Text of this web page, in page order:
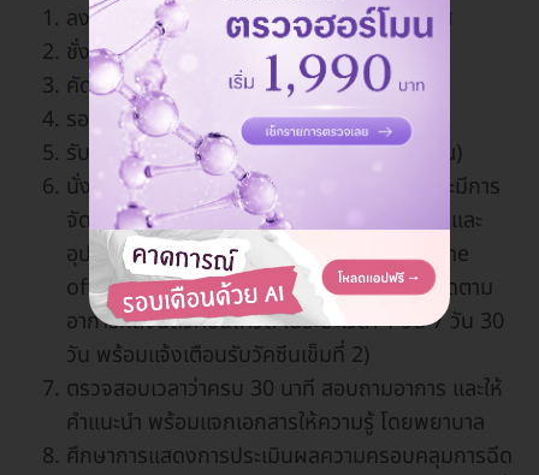
ลงทะเบียน โดยใช้เครื่อง KIOSK ลดการสัมผัส
ชั่งน้ำหนัก วัดความดันโลหิต
คัดกรอง ซักประวัติ
รอฉีดวัคซีน
รับการฉีดวัคซีน (ใช้เวลา 5-7 นาที โดยประมาณ)
นั่งพักรอ และสังเกตอาการจนครบ 30 นาที (จะมีการ
จัดห้องปฐมพยาบาล แพทย์/ วิสัญญีพยาบาล และ
อุปกรณ์ช่วยชีวิตพร้อมดูแล และต้องสแกน Line
official account “หมอพร้อม” ทุกคน เพื่อติดตาม
อาการหลังฉีดวัคซีนโควิด ในระยะเวลา 1 วัน 7 วัน 30
วัน พร้อมแจ้งเตือนรับวัคซีนเข็มที่ 2)
ตรวจสอบเวลาว่าครบ 30 นาที สอบถามอาการ และให้
คำแนะนำ พร้อมแจกเอกสารให้ความรู้ โดยพยาบาล
ศึกษาการแสดงการประเมินผลความครอบคลุมการฉีด